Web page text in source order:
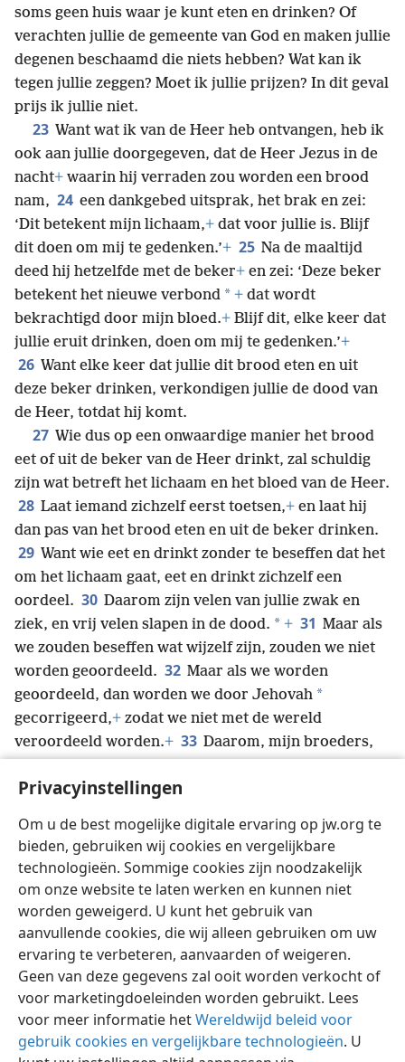
Privacyinstellingen
Om u de best mogelijke digitale ervaring op jw.org te
bieden, gebruiken wij cookies en vergelijkbare
technologieën. Sommige cookies zijn noodzakelijk
om onze website te laten werken en kunnen niet
worden geweigerd. U kunt het gebruik van
aanvullende cookies, die wij alleen gebruiken om uw
ervaring te verbeteren, aanvaarden of weigeren.
Geen van deze gegevens zal ooit worden verkocht of
voor marketingdoeleinden worden gebruikt. Lees
voor meer informatie hetWereldwijd beleid voor
gebruik cookies en vergelijkbare technologieën. U
soms geen huis waar je kunt eten en drinken? Of
verachten jullie de gemeente van God en maken jullie
degenen beschaamd die niets hebben? Wat kan ik
tegen jullie zeggen? Moet ik jullie prijzen? In dit geval
prijs ik jullie niet.
23 Want wat ik van de Heer heb ontvangen, heb ik
ook aan jullie doorgegeven, dat de Heer Jezus in de
nacht+ waarin hij verraden zou worden een brood
nam, 24 een dankgebed uitsprak, het brak en zei:
‘Dit betekent mijn lichaam,+ dat voor jullie is. Blijf
dit doen om mij te gedenken.’+ 25 Na de maaltijd
deed hij hetzelfde met de beker+ en zei: ‘Deze beker
betekent het nieuwe verbond * + dat wordt
bekrachtigd door mijn bloed.+ Blijf dit, elke keer dat
jullie eruit drinken, doen om mij te gedenken.’+
26 Want elke keer dat jullie dit brood eten en uit
deze beker drinken, verkondigen jullie de dood van
de Heer, totdat hij komt.
27 Wie dus op een onwaardige manier het brood
eet of uit de beker van de Heer drinkt, zal schuldig
zijn wat betreft het lichaam en het bloed van de Heer.
28 Laat iemand zichzelf eerst toetsen,+ en laat hij
dan pas van het brood eten en uit de beker drinken.
29 Want wie eet en drinkt zonder te beseffen dat het
om het lichaam gaat, eet en drinkt zichzelf een
oordeel. 30 Daarom zijn velen van jullie zwak en
ziek, en vrij velen slapen in de dood. * + 31 Maar als
we zouden beseffen wat wijzelf zijn, zouden we niet
worden geoordeeld. 32 Maar als we worden
geoordeeld, dan worden we door Jehovah *
gecorrigeerd,+ zodat we niet met de wereld
veroordeeld worden.+ 33 Daarom, mijn broeders,
elkaar. 34 Als iemand honger heeft, laat hij dan
oordeel leiden.
De rest zal ik regelen wanneer ik
kom.
Nederlands Delen Instellingen
Copyright © 2026 Watch Tower Bible and Tract Society of Pennsylvania
Gebruiksvoorwaarden Privacybeleid
Privacyinstellingen
JW.ORG
Inloggen